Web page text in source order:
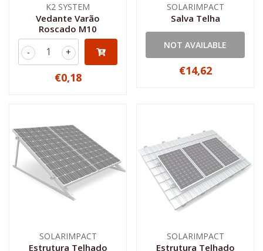
K2 SYSTEM
Vedante Varão
Roscado M10
+
-
€0,18
SOLARIMPACT
Salva Telha
NOT AVAILABLE
€14,62
SOLARIMPACT
Estrutura Telhado
SOLARIMPACT
Estrutura Telhado